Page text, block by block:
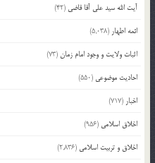
آیت الله سید علی آقا قاضی (42)
ائمه اطهار (5,038)
اثبات ولایت و وجود امام زمان(73)
احادیث موضوعی (550)
اخبار (717)
اخلاق اسلامی (956)
اخلاق و تربیت اسلامی (2,836)